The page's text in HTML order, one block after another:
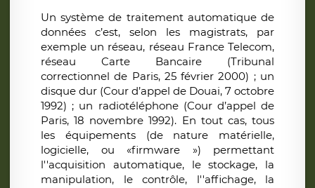
Un système de traitement automatique de
données c’est, selon les magistrats, par
exemple un réseau, réseau France Telecom,
réseau Carte Bancaire (Tribunal
correctionnel de Paris, 25 février 2000) ; un
disque dur (Cour d’appel de Douai, 7 octobre
1992) ; un radiotéléphone (Cour d’appel de
Paris, 18 novembre 1992). En tout cas, tous
les équipements (de nature matérielle,
logicielle, ou «firmware ») permettant
l''acquisition automatique, le stockage, la
manipulation, le contrôle, l''affichage, la